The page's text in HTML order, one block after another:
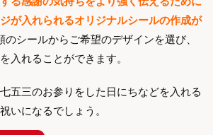
が入れられるオリジナルシールの作成が
のシールからご希望のデザインを選び、
入れることができます。
五三のお参りをした日にちなどを入れる
いになるでしょう。